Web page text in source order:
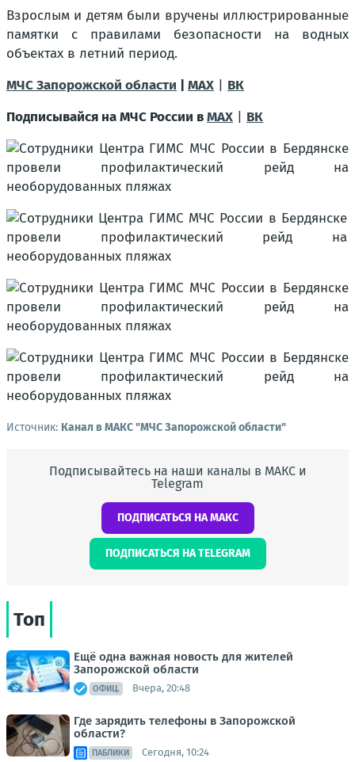
Взрослым и детям были вручены иллюстрированные
памятки с правилами безопасности на водных
объектах в летний период.
МЧС Запорожской области | MAX | ВК
Подписывайся на МЧС России вMAX | ВК
Источник: Канал в МАКС "МЧС Запорожской области"
Подписывайтесь на наши каналы в МАКС и
Telegram
ПОДПИСАТЬСЯ НА МАКС
ПОДПИСАТЬСЯ НА TELEGRAM
Топ
Ещё одна важная новость для жителей
Запорожской области
ОФИЦ. Вчера, 20:48
Где зарядить телефоны в Запорожской
области?
ПАБЛИКИ Сегодня, 10:24